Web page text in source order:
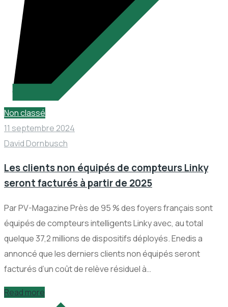
Non classé
11 septembre 2024
David Dornbusch
Les clients non équipés de compteurs Linky
seront facturés à partir de 2025
Par PV-Magazine Près de 95 % des foyers français sont
équipés de compteurs intelligents Linky avec, au total
quelque 37,2 millions de dispositifs déployés. Enedis a
annoncé que les derniers clients non équipés seront
facturés d’un coût de relève résiduel à…
Read more